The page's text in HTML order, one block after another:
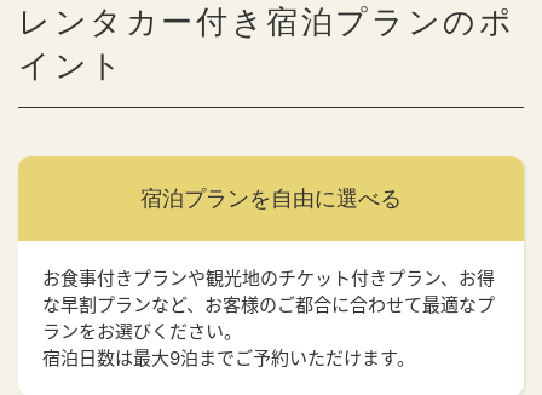
レンタカー付き宿泊プランのポ
イント
宿泊プランを 自由に選べる
お食事付きプランや観光地のチケット付きプラン、お得
な早割プランなど、お客様のご都合に合わせて最適なプ
ランをお選びください。
宿泊日数は最大9泊までご予約いただけます。